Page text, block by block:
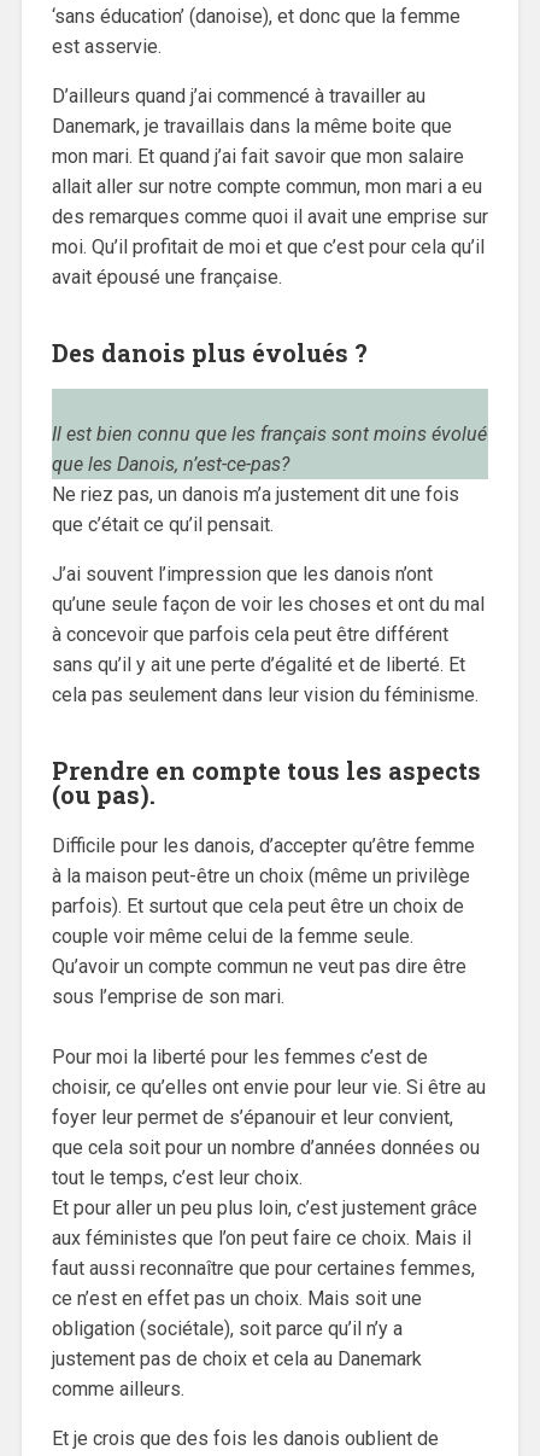
‘sans éducation’ (danoise), et donc que la femme
est asservie.
D’ailleurs quand j’ai commencé à travailler au
Danemark, je travaillais dans la même boite que
mon mari. Et quand j’ai fait savoir que mon salaire
allait aller sur notre compte commun, mon mari a eu
des remarques comme quoi il avait une emprise sur
moi. Qu’il profitait de moi et que c’est pour cela qu’il
avait épousé une française.
Des danois plus évolués ?
Il est bien connu que les français sont moins évolué
que les Danois, n’est-ce-pas?
Ne riez pas, un danois m’a justement dit une fois
que c’était ce qu’il pensait.
J’ai souvent l’impression que les danois n’ont
qu’une seule façon de voir les choses et ont du mal
à concevoir que parfois cela peut être différent
sans qu’il y ait une perte d’égalité et de liberté. Et
cela pas seulement dans leur vision du féminisme.
Prendre en compte tous les aspects
(ou pas).
Difficile pour les danois, d’accepter qu’être femme
à la maison peut-être un choix (même un privilège
parfois). Et surtout que cela peut être un choix de
couple voir même celui de la femme seule.
Qu’avoir un compte commun ne veut pas dire être
sous l’emprise de son mari.
Pour moi la liberté pour les femmes c’est de
choisir, ce qu’elles ont envie pour leur vie. Si être au
foyer leur permet de s’épanouir et leur convient,
que cela soit pour un nombre d’années données ou
tout le temps, c’est leur choix.
Et pour aller un peu plus loin, c’est justement grâce
aux féministes que l’on peut faire ce choix. Mais il
faut aussi reconnaître que pour certaines femmes,
ce n’est en effet pas un choix. Mais soit une
obligation (sociétale), soit parce qu’il n’y a
justement pas de choix et cela au Danemark
comme ailleurs.
Et je crois que des fois les danois oublient de